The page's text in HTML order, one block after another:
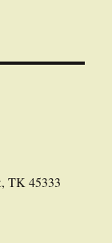
ΤΚ 45333